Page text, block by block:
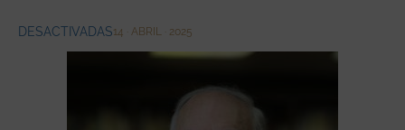
DESACTIVADAS14 · ABRIL · 2025